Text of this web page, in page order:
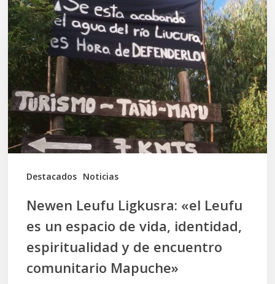
Destacados Noticias
Leufu
Ligkusra:
«el
Leufu
es
un
espacio
de
vida,
espiritualidad
encuentro
Newen Leufu Ligkusra: «el Leufu
es un espacio de vida, identidad,
espiritualidad y de encuentro
comunitario Mapuche»